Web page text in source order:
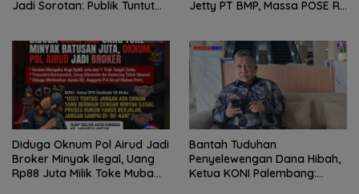
Jadi Sorotan: Publik Tuntut
Jetty PT BMP, Massa POSE RI
Tuntas
Diduga Oknum Pol Airud Jadi
Broker Minyak Ilegal, Uang
Rp88 Juta Milik Toke Muba
Bantah Tuduhan
Penyelewengan Dana Hibah,
Ketua KONI Palembang: